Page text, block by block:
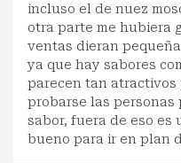
incluso el de nuez
otra parte me hubiera
ventas dieran
ya que hay sabores
parecen tan atractivos
probarse las
sabor, fuera de eso es
bueno para ir en plan